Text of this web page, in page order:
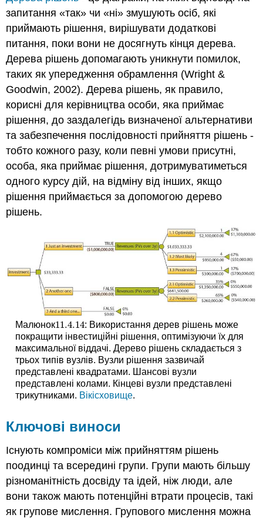
запитання «так» чи «ні» змушують осіб, які
приймають рішення, вирішувати додаткові
питання, поки вони не досягнуть кінця дерева.
Дерева рішень допомагають уникнути помилок,
таких як упередження обрамлення (Wright &
Goodwin, 2002). Дерева рішень, як правило,
корисні для керівництва особи, яка приймає
рішення, до заздалегідь визначеної альтернативи
та забезпечення послідовності прийняття рішень -
тобто кожного разу, коли певні умови присутні,
особа, яка приймає рішення, дотримуватиметься
одного курсу дій, на відміну від інших, якщо
рішення приймається за допомогою дерево
рішень.
Малюнок11.4.14
11.4.14: Використання дерев рішень може
покращити інвестиційні рішення, оптимізуючи їх для
максимальної віддачі. Дерево рішень складається з
трьох типів вузлів. Вузли рішення зазвичай
представлені квадратами. Шансові вузли
представлені колами. Кінцеві вузли представлені
трикутниками. Вікісховище.
Ключові виноси
Існують компроміси між прийняттям рішень
поодинці та всередині групи. Групи мають більшу
різноманітність досвіду та ідей, ніж люди, але
вони також мають потенційні втрати процесів, такі
як групове мислення. Групового мислення можна